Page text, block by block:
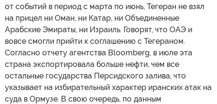
от событий в период с марта по июнь, Тегеран не взял
на прицел ни Оман, ни Катар, ни Объединенные
Арабские Эмираты, ни Израиль. Говорят, что ОАЭ и
вовсе смогли прийти к соглашению с Тегераном.
Согласно отчету агентства Bloomberg, в июле эта
страна экспортировала больше нефти, чем все
остальные государства Персидского залива, что
указывает на избирательный характер иранских атак на
суда в Ормузе. В свою очередь, по данным